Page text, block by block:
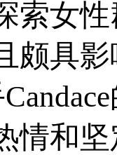
索女
颇具
情和